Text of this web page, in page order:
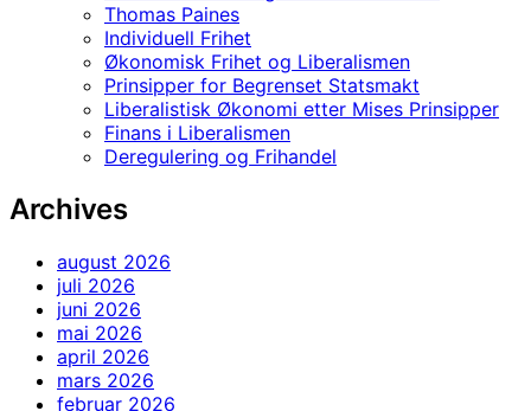
Thomas Paines
Individuell Frihet
Økonomisk Frihet og Liberalismen
Prinsipper for Begrenset Statsmakt
Liberalistisk Økonomi etter Mises Prinsipper
Finans i Liberalismen
Deregulering og Frihandel
Archives
august 2026
juli 2026
juni 2026
mai 2026
april 2026
mars 2026
februar 2026